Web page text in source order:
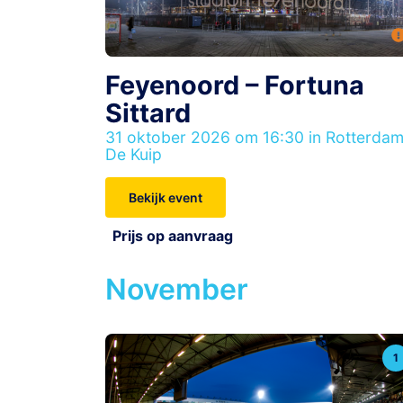
Feyenoord – Fortuna
Sittard
31 oktober 2026 om 16:30 in
De Kuip
Bekijk event
Prijs op aanvraag
November
1